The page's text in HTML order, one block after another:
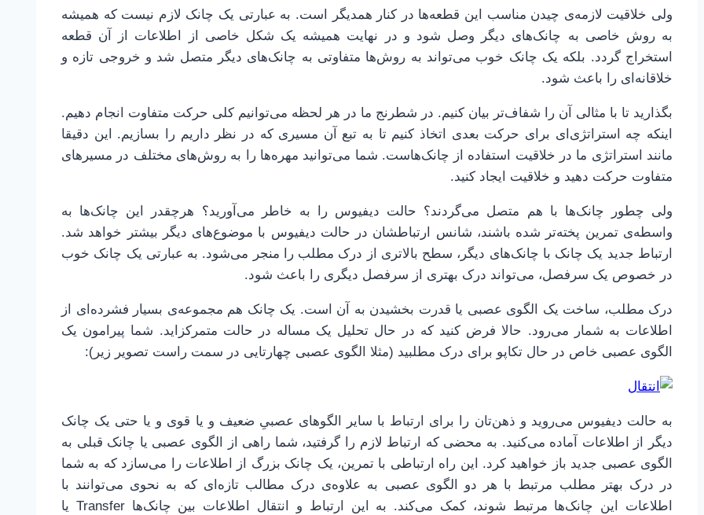
ولی خلاقیت لازمه‌ی چیدن مناسب این قطعه‌ها در کنار همدیگر است. به عبارتی یک چانک لازم نیست که همیشه
به روش خاصی به چانک‌های دیگر وصل شود و در نهایت همیشه یک شکل خاصی از اطلاعات از آن قطعه
استخراج گردد. بلکه یک چانک خوب می‌تواند به روش‌ها متفاوتی به چانک‌های دیگر متصل شد و خروجی تازه و
خلاقانه‌ای را باعث شود.
بگذارید تا با مثالی آن را شفاف‌تر بیان کنیم. در شطرنج ما در هر لحظه می‌توانیم کلی حرکت متفاوت انجام دهیم.
اینکه چه استراتژی‌ای برای حرکت بعدی اتخاذ کنیم تا به تبع آن مسیری که در نظر داریم را بسازیم. این دقیقا
مانند استراتژی ما در خلاقیت استفاده از چانک‌هاست. شما می‌توانید مهره‌ها را به روش‌های مختلف در مسیرهای
متفاوت حرکت دهید و خلاقیت ایجاد کنید.
ولی چطور چانک‌ها با هم متصل می‌گردند؟ حالت دیفیوس را به خاطر می‌آورید؟ هرچقدر این چانک‌ها به
واسطه‌ی تمرین پخته‌تر شده باشند، شانس ارتباطشان در حالت دیفیوس با موضوع‌های دیگر بیشتر خواهد شد.
ارتباط جدید یک چانک با چانک‌های دیگر، سطح بالاتری از درک مطلب را منجر می‌شود. به عبارتی یک چانک خوب
در خصوص یک سرفصل، می‌تواند درک بهتری از سرفصل دیگری را باعث شود.
درک مطلب، ساخت یک الگوی عصبی یا قدرت بخشیدن به آن است. یک چانک هم مجموعه‌ی بسیار فشرده‌ای از
اطلاعات به شمار می‌رود. حالا فرض کنید که در حال تحلیل یک مساله در حالت متمرکزاید. شما پیرامون یک
الگوی عصبی خاص در حال تکاپو برای درک مطلبید (مثلا الگوی عصبی چهارتایی در سمت راست تصویر زیر):
به حالت دیفیوس می‌روید و ذهن‌تان را برای ارتباط با سایر الگوهای عصبیِ ضعیف و یا قوی و یا حتی یک چانک
دیگر از اطلاعات آماده می‌کنید. به محضی که ارتباط لازم را گرفتید، شما راهی از الگوی عصبی یا چانک قبلی به
الگوی عصبی جدید باز خواهید کرد. این راه ارتباطی با تمرین، یک چانک بزرگ از اطلاعات را می‌سازد که به شما
در درک بهتر مطلب مرتبط با هر دو الگوی عصبی به علاوه‌ی درک مطالب تازه‌ای که به نحوی می‌توانند با
اطلاعات این چانک‌ها مرتبط شوند، کمک می‌کند. به این ارتباط و انتقال اطلاعات بین چانک‌ها Transfer یا